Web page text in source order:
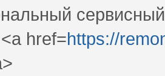
href=https://